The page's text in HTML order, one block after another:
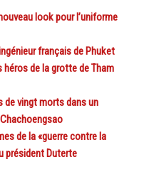
look pour l’uniforme
français de Phuket
héros de la grotte de Tham
de vingt morts dans un
de la «guerre contre la
président Duterte